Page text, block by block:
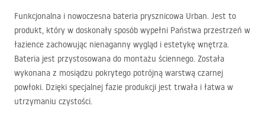
Funkcjonalna i nowoczesna bateria prysznicowa Urban. Jest to
produkt, który w doskonały sposób wypełni Państwa przestrzeń w
łazience zachowując nienaganny wygląd i estetykę wnętrza.
Bateria jest przystosowana do montażu ściennego. Została
wykonana z mosiądzu pokrytego potrójną warstwą czarnej
powłoki. Dzięki specjalnej fazie produkcji jest trwała i łatwa w
utrzymaniu czystości.